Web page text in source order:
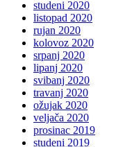
studeni 2020
listopad 2020
rujan 2020
kolovoz 2020
srpanj 2020
lipanj 2020
svibanj 2020
travanj 2020
ožujak 2020
veljača 2020
prosinac 2019
studeni 2019